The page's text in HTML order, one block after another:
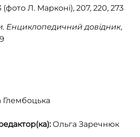
(фото Л. Марконі), 207, 220, 273
Енциклопедичний довідник,
Роман Липка,
заповідник у Львові
Ольга Заречнюк